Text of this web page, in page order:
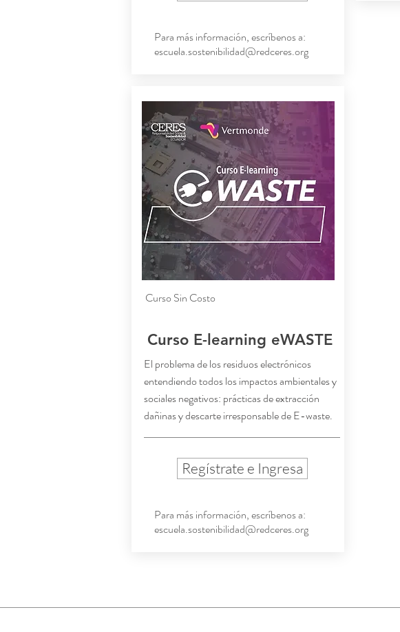
Para más información, escríbenos a:
escuela.sostenibilidad@redceres.org
Curso Sin Costo
Curso E-learning eWASTE
El problema de los residuos electrónicos
entendiendo todos los impactos ambientales y
sociales negativos: prácticas de extracción
dañinas y descarte irresponsable de E-waste.
Regístrate e Ingresa
Para más información, escríbenos a:
escuela.sostenibilidad@redceres.org